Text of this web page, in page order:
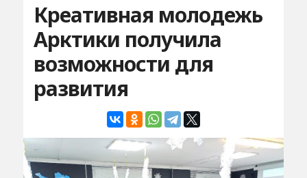
Креативная молодежь
Арктики получила
возможности для
развития